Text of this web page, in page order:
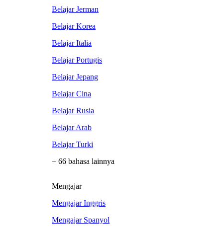
Belajar Jerman
Belajar Korea
Belajar Italia
Belajar Portugis
Belajar Jepang
Belajar Cina
Belajar Rusia
Belajar Arab
Belajar Turki
+ 66 bahasa lainnya
Mengajar
Mengajar Inggris
Mengajar Spanyol